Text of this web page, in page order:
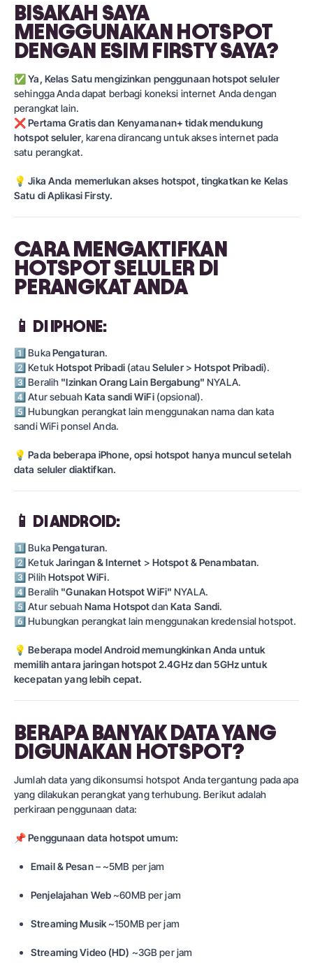
BISAKAH SAYA
MENGGUNAKAN HOTSPOT
DENGAN ESIM FIRSTY SAYA?
✅ Ya, Kelas Satumengizinkan penggunaan hotspot seluler
sehingga Anda dapat berbagi koneksi internet Anda dengan
perangkat lain.
❌Pertama Gratisdan Kenyamanan+ tidak mendukung
hotspot seluler, karena dirancang untuk akses internet pada
satu perangkat.
💡 Jika Anda memerlukan akses hotspot, tingkatkan ke Kelas
Satu di Aplikasi Firsty.
CARA MENGAKTIFKAN
HOTSPOT SELULER DI
PERANGKAT ANDA
📱 DI IPHONE:
1⃣ BukaPengaturan.
2⃣ KetukHotspot Pribadi(atau Seluler>Hotspot Pribadi).
3⃣ Beralih "Izinkan Orang Lain Bergabung" NYALA.
4⃣ Atur sebuahKata sandi WiFi(opsional).
5⃣ Hubungkan perangkat lain menggunakan nama dan kata
sandi WiFi ponsel Anda.
💡 Pada beberapa iPhone, opsi hotspot hanya muncul setelah
data seluler diaktifkan.
📱 DI ANDROID:
1⃣ BukaPengaturan.
2⃣ KetukJaringan & Internet > Hotspot & Penambatan.
3⃣ PilihHotspot WiFi.
4⃣ Beralih "Gunakan Hotspot WiFi" NYALA.
5⃣ Atur sebuahNama Hotspotdan Kata Sandi.
6⃣ Hubungkan perangkat lain menggunakan kredensial hotspot.
💡 Beberapa model Android memungkinkan Anda untuk
memilih antara jaringan hotspot 2.4GHz dan 5GHz untuk
kecepatan yang lebih cepat.
BERAPA BANYAK DATA YANG
DIGUNAKAN HOTSPOT?
Jumlah data yang dikonsumsi hotspot Anda tergantung pada apa
yang dilakukan perangkat yang terhubung. Berikut adalah
perkiraan penggunaan data:
📌Penggunaan data hotspot umum:
Email & Pesan– ~5MB per jam
Penjelajahan Web~60MB per jam
Streaming Musik~150MB per jam
Streaming Video (HD) ~3GB per jam